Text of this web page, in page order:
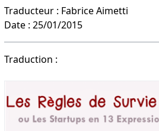
Traducteur : Fabrice Aimetti
Date : 25/01/2015
Traduction :